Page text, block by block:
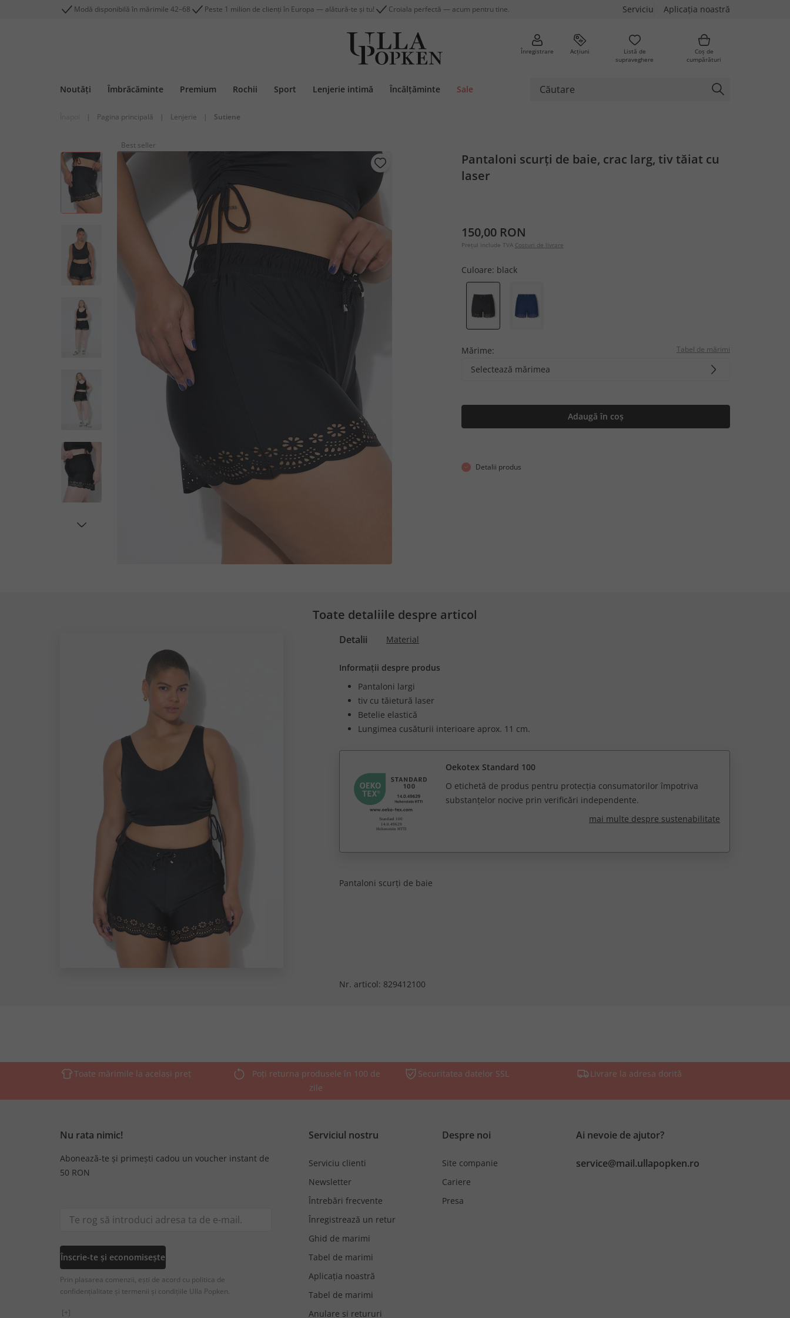
Modă disponibilă în mărimile 42–68 Peste 1 milion de clienți în Europa — alătură-te și tu! Croiala perfectă — acum pentru tine. Serviciu Aplicația noastră
Înregistrare Acțiuni
Listă de
supraveghere
Coș de
cumpărături
Noutăți Îmbrăcăminte Premium Rochii Sport Lenjerie intimă Încălțăminte Sale
| Pagina principală | Lenjerie | Sutiene
Best seller
Pantaloni scurți de baie, crac larg, tiv tăiat cu
laser
150,00 RON
Prețul include TVA Costuri de livrare
Culoare: black
Mărime: Tabel de mărimi
Selectează mărimea
Adaugă în coș
Detalii produs
Toate detaliile despre articol
Detalii Material
Informații despre produs
Pantaloni largi
tiv cu tăietură laser
Betelie elastică
Lungimea cusăturii interioare aprox. 11 cm.
Oekotex Standard 100
O etichetă de produs pentru protecția consumatorilor împotriva
substanțelor nocive prin verificări independente.
mai multe despre sustenabilitate
Pantaloni scurți de baie
Nr. articol: 829412100
Toate mărimile la același preț
Poți returna produsele în 100 de
zile
Securitatea datelor SSL Livrare la adresa dorită
Nu rata nimic!
Abonează-te și primești cadou un voucher instant de
50 RON
Înscrie-te și economisește
Prin plasarea comenzii, ești de acord cu politica de
confidențialitate și termenii și condițiile Ulla Popken.
[+]
Serviciul nostru
Serviciu clienti
Newsletter
Întrebări frecvente
Înregistrează un retur
Ghid de marimi
Tabel de marimi
Aplicația noastră
Tabel de marimi
Anulare si retururi
Despre noi
Site companie
Cariere
Presa
Ai nevoie de ajutor?
service@mail.ullapopken.ro